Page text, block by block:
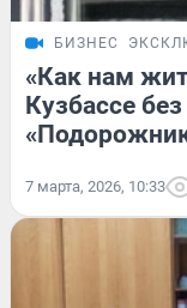
БИЗНЕС
«Как нам
Кузбассе
7 марта, 2026, 10:33